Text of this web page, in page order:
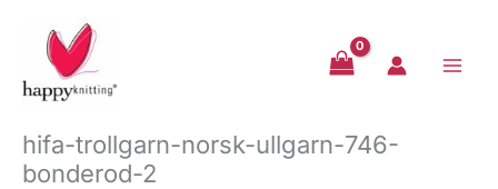
innholdet
hifa-trollgarn-norsk-ullgarn-746-
bonderod-2